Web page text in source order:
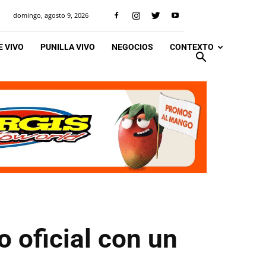
domingo, agosto 9, 2026
VIVO PUNILLA VIVO NEGOCIOS CONTEXTO
oficial con un